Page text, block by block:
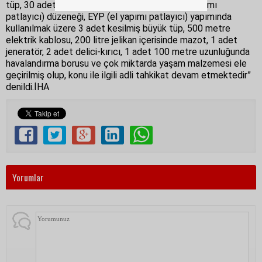
tüp, 30 adet elektrikli fünye, 10 adet EYP (el yapımı
patlayıcı) düzeneği, EYP (el yapımı patlayıcı) yapımında
kullanılmak üzere 3 adet kesilmiş büyük tüp, 500 metre
elektrik kablosu, 200 litre jelikan içerisinde mazot, 1 adet
jeneratör, 2 adet delici-kırıcı, 1 adet 100 metre uzunluğunda
havalandırma borusu ve çok miktarda yaşam malzemesi ele
geçirilmiş olup, konu ile ilgili adli tahkikat devam etmektedir”
denildi.İHA
Yorumlar